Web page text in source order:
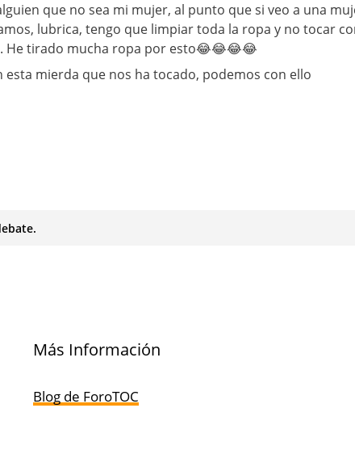
que no sea mi mujer, al punto que si veo a una
lubrica, tengo que limpiar toda la ropa y no tocar
He tirado mucha ropa por esto😂😂😂😂
esta mierda que nos ha tocado, podemos con ello
Más Información
Blog de ForoTOC